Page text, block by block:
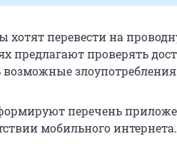
перевести на
предлагают проверять
злоупотребления
перечень
мобильного интернета.